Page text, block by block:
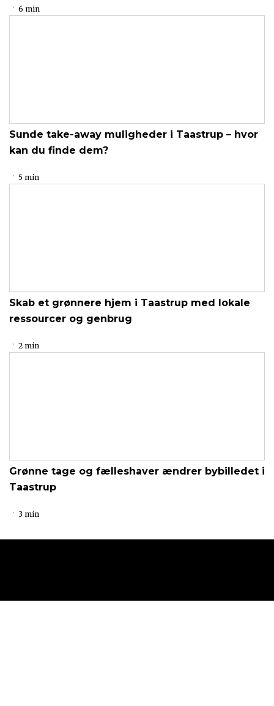
6 min
Sunde take-away muligheder i Taastrup – hvor
kan du finde dem?
5 min
Skab et grønnere hjem i Taastrup med lokale
ressourcer og genbrug
2 min
Grønne tage og fælleshaver ændrer bybilledet i
Taastrup
3 min